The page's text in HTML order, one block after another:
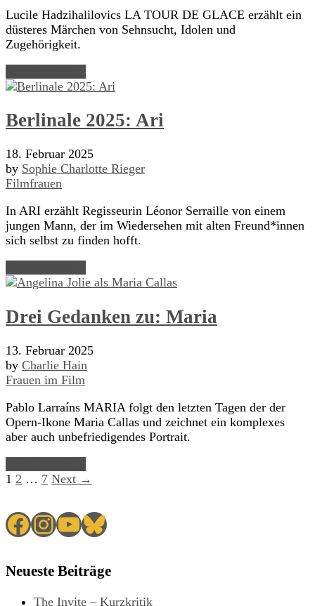
Lucile Hadzihalilovics LA TOUR DE GLACE erzählt ein
düsteres Märchen von Sehnsucht, Idolen und
Zugehörigkeit.
Berlinale 2025: Ari
18. Februar 2025
by Sophie Charlotte Rieger
Filmfrauen
In ARI erzählt Regisseurin Léonor Serraille von einem
jungen Mann, der im Wiedersehen mit alten Freund*innen
sich selbst zu finden hofft.
Drei Gedanken zu: Maria
13. Februar 2025
by Charlie Hain
Frauen im Film
Pablo Larraíns MARIA folgt den letzten Tagen der der
Opern-Ikone Maria Callas und zeichnet ein komplexes
aber auch unbefriedigendes Portrait.
1 2 … 7 Next →
Facebook
Instagram
YouTube
Bluesky
Neueste Beiträge
The Invite – Kurzkritik